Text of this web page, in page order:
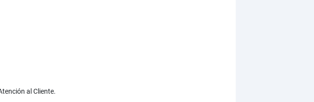
al Cliente.